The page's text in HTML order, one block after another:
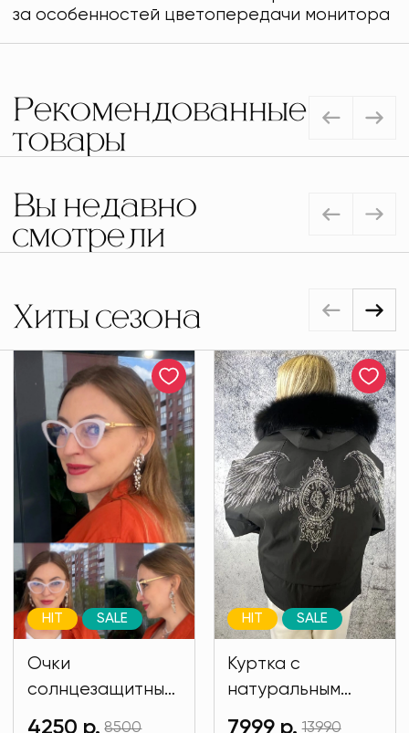
за особенностей цветопередачи монитора
Рекомендованные
товары
Вы недавно
смотрели
Хиты сезона
Очки
солнцезащитные
имиджевые
HIT SALE
4250 р. 8500
Куртка с
натуральным
мехом и на
HIT SALE
7999 р. 13990